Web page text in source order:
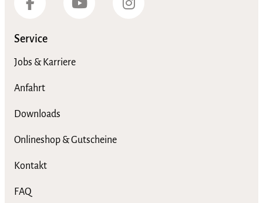
Service
Jobs & Karriere
Anfahrt
Downloads
Onlineshop & Gutscheine
Kontakt
FAQ